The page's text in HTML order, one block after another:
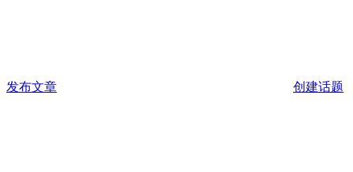
发布文章 创建话题